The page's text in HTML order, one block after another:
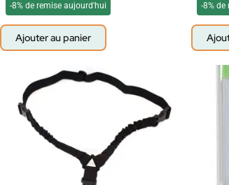
-8% de remise aujourd'hui
Ajouter au panier
-8%